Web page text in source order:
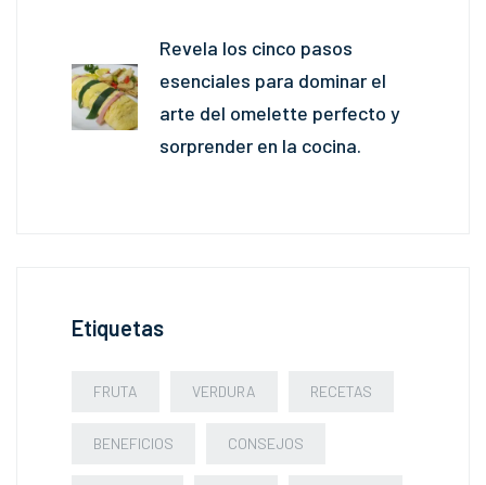
Revela los cinco pasos
esenciales para dominar el
arte del omelette perfecto y
sorprender en la cocina.
Etiquetas
FRUTA VERDURA RECETAS
BENEFICIOS CONSEJOS